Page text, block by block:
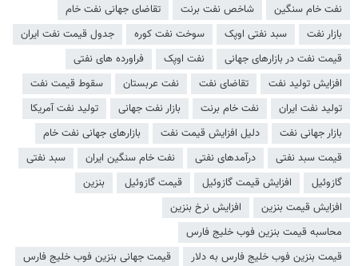
نفت خام سنگین
شاخص نفت برنت
تقاضای جهانی نفت خام
بازار نفت
سبد نفتی اوپک سوخت نفت کوره
جدول قیمت نفت ایران
قیمت نفت در بازارهای جهانی
نفت اوپک
فراورده های نفتی
افزایش تولید نفت
تقاضای نفت نفت عربستان
سقوط قیمت نفت
تولید نفت ایران
نفت خام برنت بازار نفت جهانی
تولید نفت آمریکا
بازار جهانی نفت
دلیل افزایش قیمت نفت
بازارهای جهانی نفت خام
قیمت سبد نفتی
درآمدهای نفتی نفت خام سنگین ایران
سبد نفتی
گازوئیل
افزایش قیمت گازوئیل قیمت گازوئیل
بنزين
افزایش قیمت بنزین
افزایش نرخ بنزین
محاسبه قیمت بنزین فوب خلیج فارس
قیمت بنزین فوب خلیج فارس به دلار
قیمت جهانی بنزین فوب خلیج فارس